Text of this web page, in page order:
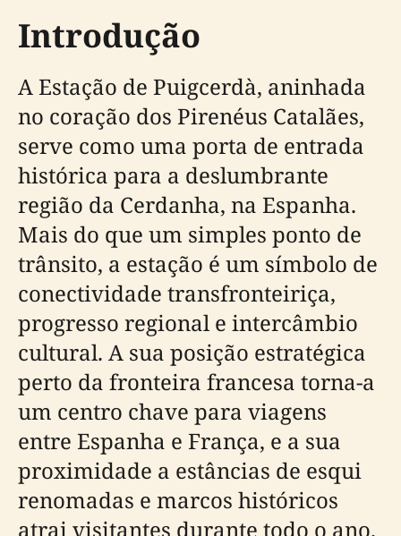
Introdução
A Estação de Puigcerdà, aninhada
no coração dos Pirenéus Catalães,
serve como uma porta de entrada
histórica para a deslumbrante
região da Cerdanha, na Espanha.
Mais do que um simples ponto de
trânsito, a estação é um símbolo de
conectividade transfronteiriça,
progresso regional e intercâmbio
cultural. A sua posição estratégica
perto da fronteira francesa torna-a
um centro chave para viagens
entre Espanha e França, e a sua
proximidade a estâncias de esqui
renomadas e marcos históricos
atrai visitantes durante todo o ano.